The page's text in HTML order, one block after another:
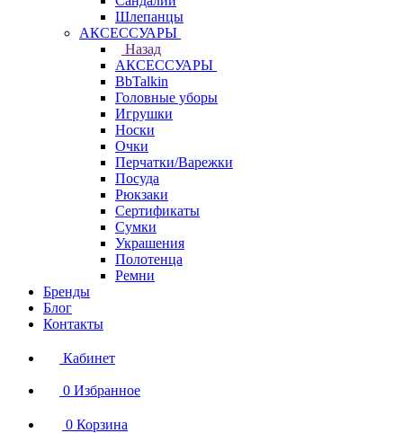
Шлепанцы
АКСЕССУАРЫ
Назад
АКСЕССУАРЫ
BbTalkin
Головные уборы
Игрушки
Носки
Очки
Перчатки/Варежки
Посуда
Рюкзаки
Сертификаты
Сумки
Украшения
Полотенца
Ремни
Бренды
Блог
Контакты
Кабинет
0 Избранное
0 Корзина